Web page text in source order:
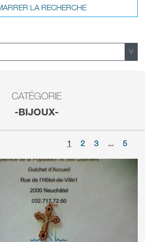
CATÉGORIE
-BIJOUX-
1 2 3 ... 5